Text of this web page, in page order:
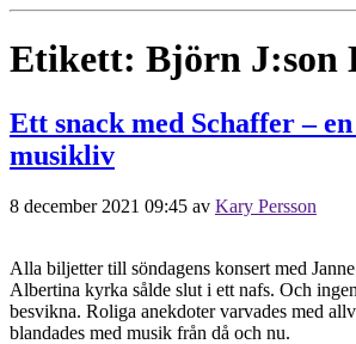
Etikett: Björn J:son
Ett snack med Schaffer –
musikliv
8 december 2021 09:45 av Kary Persson
Alla biljetter till söndagens konsert med
Albertina kyrka sålde slut i ett nafs. Och
besvikna. Roliga anekdoter varvades med
blandades med musik från då och nu.